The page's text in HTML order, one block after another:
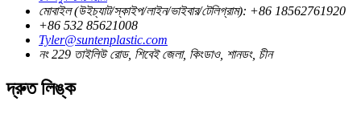
মোবাইল (উইচ্যাট/স্কাইপ/লাইন/ভাইবার/টেলিগ্রাম): +86 18562761920
+86 532 85621008
Tyler@suntenplastic.com
নং 229 তাইলিউ রোড, শিবেই জেলা, কিংডাও, শানডং, চীন
দ্রুত লিঙ্ক